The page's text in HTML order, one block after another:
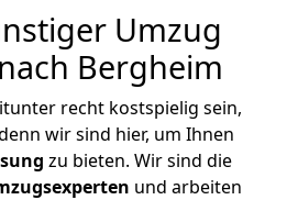
Umzug
Bergheim
recht kostspielig sein,
wir sind hier, um Ihnen
zu bieten. Wir sind die
und arbeiten